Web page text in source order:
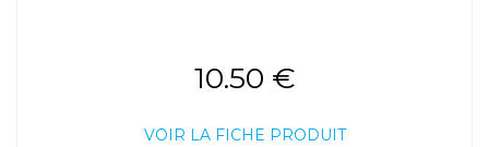
10.50 €
VOIR LA FICHE PRODUIT